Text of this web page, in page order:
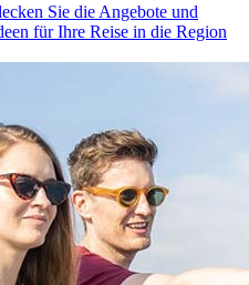
Sie die Angebote und
für Ihre Reise in die Region